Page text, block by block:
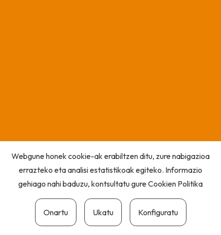
Webgune honek cookie-ak erabiltzen ditu, zure nabigazioa
errazteko eta analisi estatistikoak egiteko. Informazio
gehiago nahi baduzu, kontsultatu gureCookien Politika
Onartu Ukatu Konfiguratu